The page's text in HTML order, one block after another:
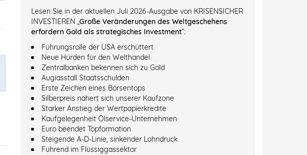
Lesen Sie in der aktuellen Juli 2026-Ausgabe von KRISENSICHER
INVESTIEREN „Große Veränderungen des Weltgeschehens
erfordern Gold als strategisches Investment“:
Führungsrolle der USA erschüttert
Neue Hürden für den Welthandel
Zentralbanken bekennen sich zu Gold
Augiasstall Staatsschulden
Erste Zeichen eines Börsentops
Silberpreis nähert sich unserer Kaufzone
Starker Anstieg der Wertpapierkredite
Kaufgelegenheit Ölservice-Unternehmen
Euro beendet Topformation
Steigende A-D-Linie, sinkender Lohndruck
Führend im Flüssiggassektor